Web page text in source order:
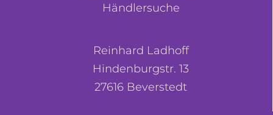
Händlersuche
Reinhard Ladhoff
Hindenburgstr. 13
27616 Beverstedt